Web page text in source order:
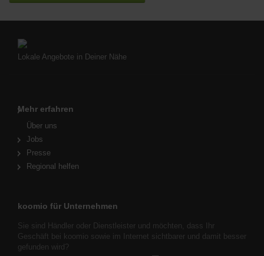
Lokale Angebote in Deiner Nähe
Mehr erfahren
Über uns
Jobs
Presse
Regional helfen
koomio für Unternehmen
Sie sind Händler oder Dienstleister und möchten, dass Ihr
Geschäft bei koomio sowie im Internet sichtbarer und damit besser
gefunden wird?